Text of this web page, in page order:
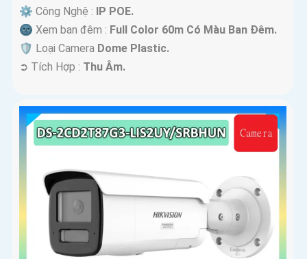
⚙ Công Nghệ : IP POE.
🌚 Xem ban đêm : Full Color 60m Có Màu Ban Ðêm.
🛡 Loại Camera Dome Plastic.
️➲ Tích Hợp : Thu Âm.